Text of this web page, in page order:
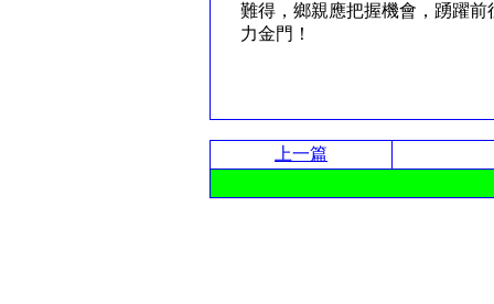
難得，鄉親應把握機會，踴躍
力金門！
上一篇